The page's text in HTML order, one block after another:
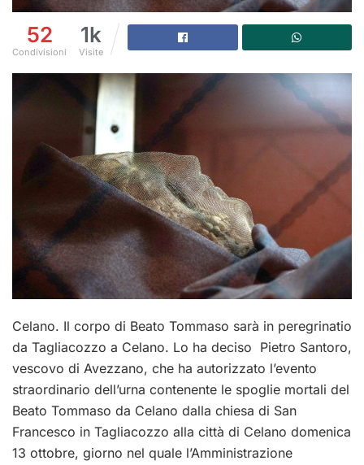
52
Condivisioni
1k
Visite
Celano. Il corpo di Beato Tommaso sarà in peregrinatio
da Tagliacozzo a Celano. Lo ha deciso Pietro Santoro,
vescovo di Avezzano, che ha autorizzato l’evento
straordinario dell’urna contenente le spoglie mortali del
Beato Tommaso da Celano dalla chiesa di San
Francesco in Tagliacozzo alla città di Celano domenica
13 ottobre, giorno nel quale l’Amministrazione